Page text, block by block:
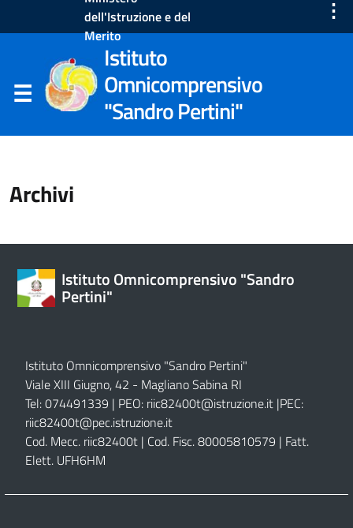
dell'Istruzione e del
Merito
⋮
Istituto
Omnicomprensivo
"Sandro Pertini"
Archivi
Istituto Omnicomprensivo "Sandro
Pertini"
Istituto Omnicomprensivo "Sandro Pertini"
Viale XIII Giugno, 42 - Magliano Sabina RI
Tel: 074491339 | PEO: riic82400t@istruzione.it |PEC:
riic82400t@pec.istruzione.it
Cod. Mecc. riic82400t | Cod. Fisc. 80005810579 | Fatt.
Elett. UFH6HM